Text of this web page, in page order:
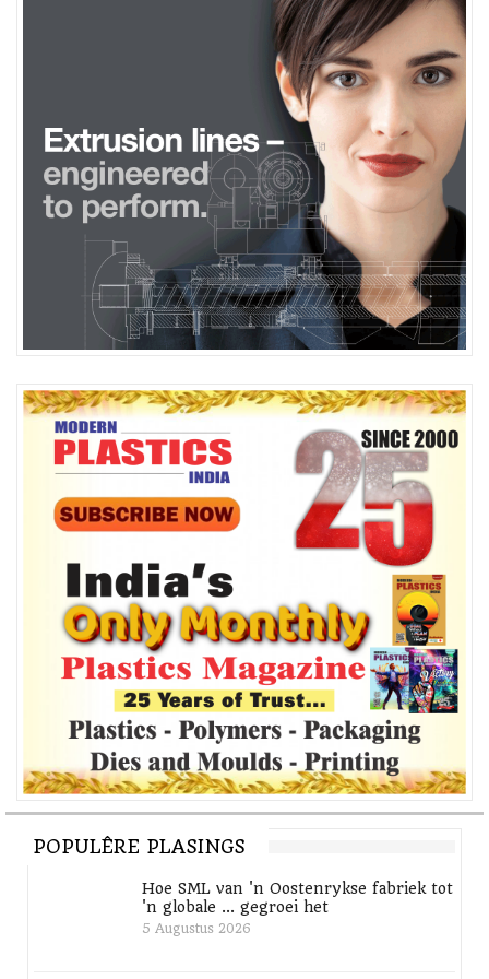
herwinningsteikens, het
Brückner 'n reeds beproefde biax-lynuitleg ontwikkel om
BOPE-HD-films te vervaardig. In kombinasie met PE-geblaasde
films of selfs BOPE-LLD-films, maak dit 100%
monomateriaalverpakkingmoontlik .
Met hierdie nuwe lynuitleg kan hoër digtheid en laer MI PE-
BOPET – Superieure Produktiwiteit vir Verpakkingsfilms
Vir die hoogste produktiwiteit en doeltreffendheid bied
BOPET-lyne vir verpakkingstoepassingsmet 'n
superieure produksiespoed van tot 700 m/min, vergemaklik
deur moderne kettingbaanstelsels.
tot 700 m/min moontlik en is geoptimaliseer vir 'n filmdikte van
meganiese kompleksiteit, en dus laer
onderhoudspogings/koste wat lei tot die laagste moontlike
POPULÊRE PLASINGS
Hoe SML van 'n Oostenrykse fabriek tot
'n globale ... gegroei het
5 Augustus 2026